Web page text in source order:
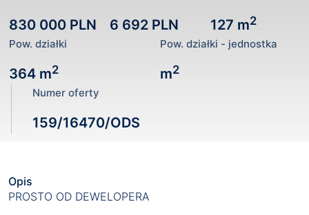
830 000 PLN 6 692 PLN 127 m2
Pow. działki
364 m2
Pow. działki - jednostka
m2
Numer oferty
159/16470/ODS
Opis
PROSTO OD DEWELOPERA